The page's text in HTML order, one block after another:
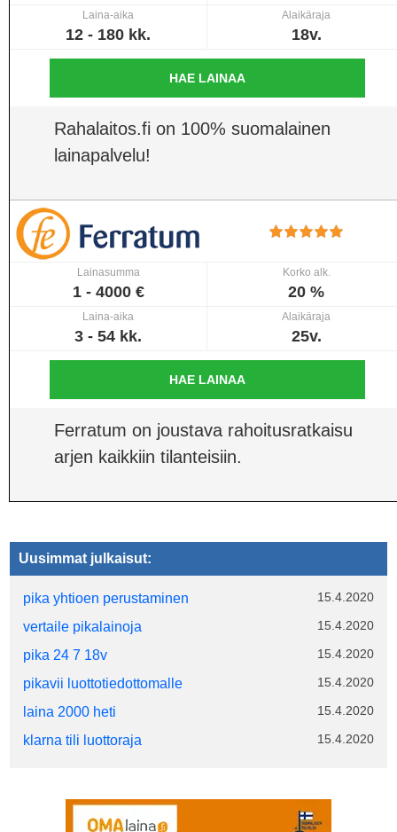
Laina-aika
12 - 180 kk.
Alaikäraja
18v.
HAE LAINAA
Rahalaitos.fi on 100% suomalainen
lainapalvelu!
Lainasumma
1 - 4000 €
Korko alk.
20 %
Laina-aika
3 - 54 kk.
Alaikäraja
25v.
HAE LAINAA
Ferratum on joustava rahoitusratkaisu
arjen kaikkiin tilanteisiin.
Uusimmat julkaisut:
pika yhtioen perustaminen 15.4.2020
vertaile pikalainoja 15.4.2020
pika 24 7 18v 15.4.2020
pikavii luottotiedottomalle 15.4.2020
laina 2000 heti 15.4.2020
klarna tili luottoraja 15.4.2020